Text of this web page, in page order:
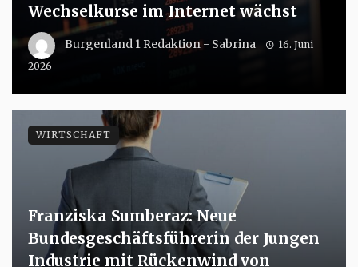
Wechselkurse im Internet wächst
Burgenland 1 Redaktion - Sabrina
16. Juni
2026
Franziska Sumberaz: Neue
Bundesgeschäftsführerin der Jungen
Industrie mit Rückenwind von
WIRTSCHAFT